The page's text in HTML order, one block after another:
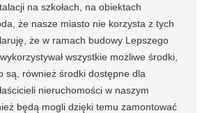
na szkołach, na obiektach
że nasze miasto nie korzysta z tych
że w ramach budowy Lepszego
wszystkie możliwe środki,
są, również środki dostępne dla
nieruchomości w naszym
będą mogli dzięki temu zamontować